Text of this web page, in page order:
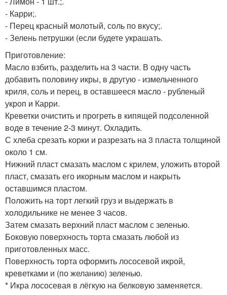
- Карри;.
- Перец красный молотый, соль по вкусу;.
- Зелень петрушки (если будете украшать.
Приготовление:
Масло взбить, разделить на 3 части. В одну часть
добавить половину икры, в другую - измельченного
криля, соль и перец, в оставшееся масло - рубленый
укроп и Карри.
Креветки очистить и прогреть в кипящей подсоленной
воде в течение 2-3 минут. Охладить.
С хлеба срезать корки и разрезать на 3 пласта толщиной
около 1 см.
Нижний пласт смазать маслом с крилем, уложить второй
пласт, смазать его икорным маслом и накрыть
оставшимся пластом.
Положить на торт легкий груз и выдержать в
холодильнике не менее 3 часов.
Затем смазать верхний пласт маслом с зеленью.
Боковую поверхность торта смазать любой из
приготовленных масс.
Поверхность торта оформить лососевой икрой,
креветками и (по желанию) зеленью.
* Икра лососевая в лёгкую на белковую заменяется.